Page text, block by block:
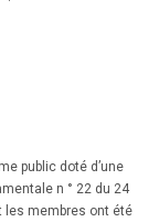
public doté d’une
n ° 22 du 24
les membres ont été